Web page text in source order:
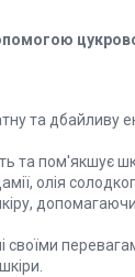
та
та пом'якшує
олія
своїми